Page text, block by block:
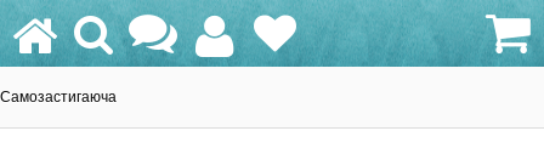
Самозастигаюча